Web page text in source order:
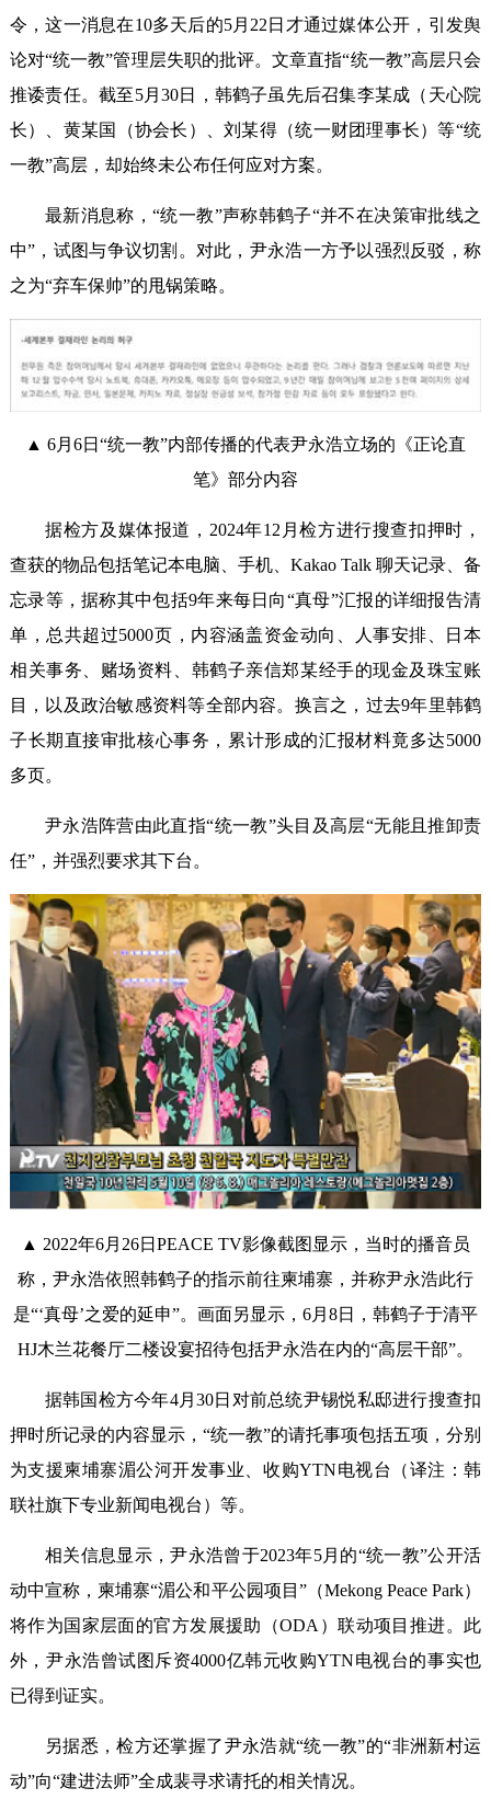
令，这一消息在10多天后的5月22日才通过媒体公开，引发舆
论对“统一教”管理层失职的批评。文章直指“统一教”高层只会
推诿责任。截至5月30日，韩鹤子虽先后召集李某成（天心院
长）、黄某国（协会长）、刘某得（统一财团理事长）等“统
一教”高层，却始终未公布任何应对方案。
最新消息称，“统一教”声称韩鹤子“并不在决策审批线之
中”，试图与争议切割。对此，尹永浩一方予以强烈反驳，称
之为“弃车保帅”的甩锅策略。
▲ 6月6日“统一教”内部传播的代表尹永浩立场的《正论直
笔》部分内容
据检方及媒体报道，2024年12月检方进行搜查扣押时，
查获的物品包括笔记本电脑、手机、Kakao Talk 聊天记录、备
忘录等，据称其中包括9年来每日向“真母”汇报的详细报告清
单，总共超过5000页，内容涵盖资金动向、人事安排、日本
相关事务、赌场资料、韩鹤子亲信郑某经手的现金及珠宝账
目，以及政治敏感资料等全部内容。换言之，过去9年里韩鹤
子长期直接审批核心事务，累计形成的汇报材料竟多达5000
多页。
尹永浩阵营由此直指“统一教”头目及高层“无能且推卸责
任”，并强烈要求其下台。
▲ 2022年6月26日PEACE TV影像截图显示，当时的播音员
称，尹永浩依照韩鹤子的指示前往柬埔寨，并称尹永浩此行
是“‘真母’之爱的延申”。画面另显示，6月8日，韩鹤子于清平
HJ木兰花餐厅二楼设宴招待包括尹永浩在内的“高层干部”。
据韩国检方今年4月30日对前总统尹锡悦私邸进行搜查扣
押时所记录的内容显示，“统一教”的请托事项包括五项，分别
为支援柬埔寨湄公河开发事业、收购YTN电视台（译注：韩
联社旗下专业新闻电视台）等。
相关信息显示，尹永浩曾于2023年5月的“统一教”公开活
动中宣称，柬埔寨“湄公和平公园项目”（Mekong Peace Park）
将作为国家层面的官方发展援助（ODA）联动项目推进。此
外，尹永浩曾试图斥资4000亿韩元收购YTN电视台的事实也
已得到证实。
另据悉，检方还掌握了尹永浩就“统一教”的“非洲新村运
动”向“建进法师”全成裴寻求请托的相关情况。